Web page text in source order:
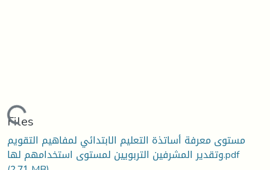
Files
مستوى معرفة أساتذة التعليم الابتدائي لمفاهيم التقويم
وتقدير المشرفين التربويين لمستوى استخدامهم لها.pdf